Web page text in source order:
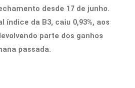
desde 17 de junho.
índice da B3, caiu 0,93%, aos
parte dos ganhos
passada.